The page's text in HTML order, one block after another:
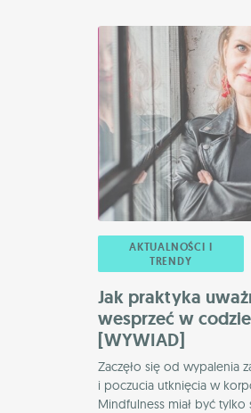
AKTUALNOŚCI I
TRENDY
Jak praktyka
wesprzeć w
[WYWIAD]
Zaczęło się od wypalenia
i poczucia utknięcia w
Mindfulness miał być